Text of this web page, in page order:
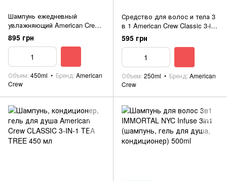
Шампунь ежедневный
увлажняющий American Crew
Classic Deep Moisturing
Shampoo 450 мл
895 грн
Объем 450ml Бренд American
Crew
Средство для волос и тела 3
в 1 American Crew Classic 3-in-
1 250 мл
595 грн
Объем 250ml Бренд American
Crew